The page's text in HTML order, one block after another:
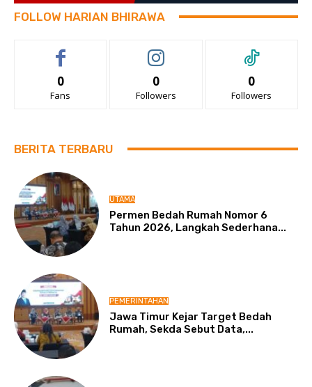
FOLLOW HARIAN BHIRAWA
0
Fans
0
Followers
0
Followers
BERITA TERBARU
UTAMA
Permen Bedah Rumah Nomor 6
Tahun 2026, Langkah Sederhana...
PEMERINTAHAN
Jawa Timur Kejar Target Bedah
Rumah, Sekda Sebut Data,...